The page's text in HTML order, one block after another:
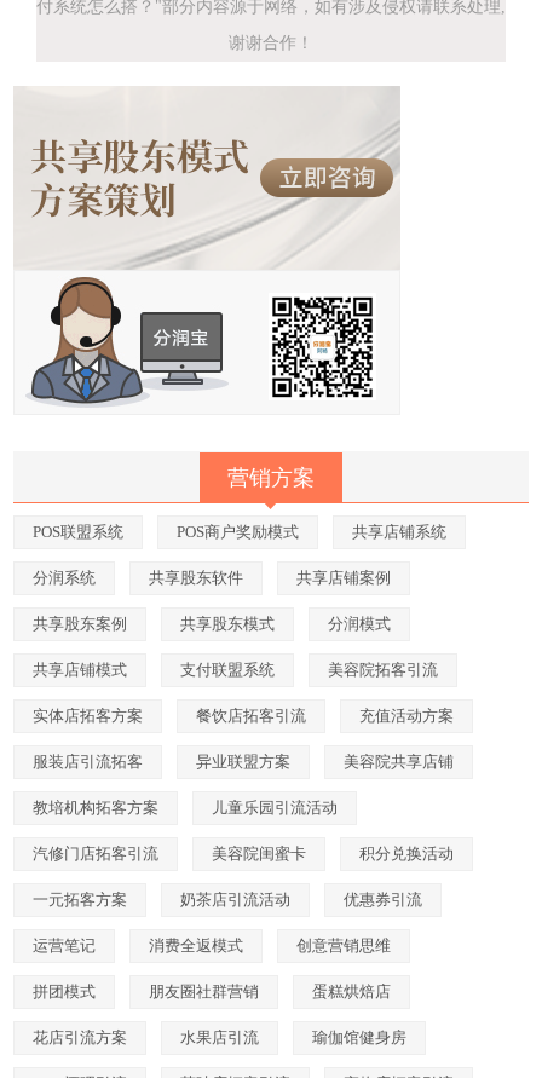
付系统怎么搭？"部分内容源于网络，如有涉及侵权请联系处理,
谢谢合作！
营销方案
POS联盟系统 POS商户奖励模式 共享店铺系统
分润系统 共享股东软件 共享店铺案例
共享股东案例 共享股东模式 分润模式
共享店铺模式 支付联盟系统 美容院拓客引流
实体店拓客方案 餐饮店拓客引流 充值活动方案
服装店引流拓客 异业联盟方案 美容院共享店铺
教培机构拓客方案 儿童乐园引流活动
汽修门店拓客引流 美容院闺蜜卡 积分兑换活动
一元拓客方案 奶茶店引流活动 优惠券引流
运营笔记 消费全返模式 创意营销思维
拼团模式 朋友圈社群营销 蛋糕烘焙店
花店引流方案 水果店引流 瑜伽馆健身房